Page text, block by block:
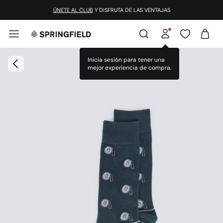
ÚNETE AL CLUB Y DISFRUTA DE LAS VENTAJAS
Inicia sesión para tener una
mejor experiencia de compra.